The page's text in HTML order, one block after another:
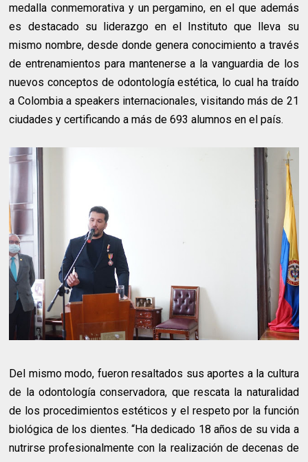
medalla conmemorativa y un pergamino, en el que además
es destacado su liderazgo en el Instituto que lleva su
mismo nombre, desde donde genera conocimiento a través
de entrenamientos para mantenerse a la vanguardia de los
nuevos conceptos de odontología estética, lo cual ha traído
a Colombia a speakers internacionales, visitando más de 21
ciudades y certificando a más de 693 alumnos en el país.
Del mismo modo, fueron resaltados sus aportes a la cultura
de la odontología conservadora, que rescata la naturalidad
de los procedimientos estéticos y el respeto por la función
biológica de los dientes. “Ha dedicado 18 años de su vida a
nutrirse profesionalmente con la realización de decenas de